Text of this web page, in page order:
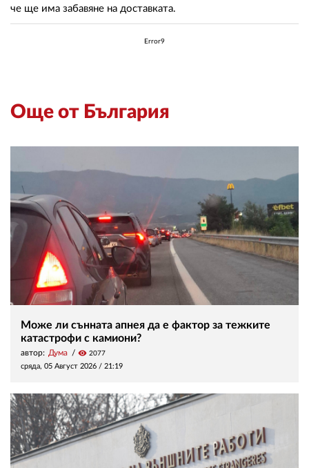
че ще има забавяне на доставката.
Error9
Още от България
Може ли сънната апнея да е фактор за тежките
катастрофи с камиони?
автор: Дума visibility 2077
сряда, 05 Август 2026 / 21:19